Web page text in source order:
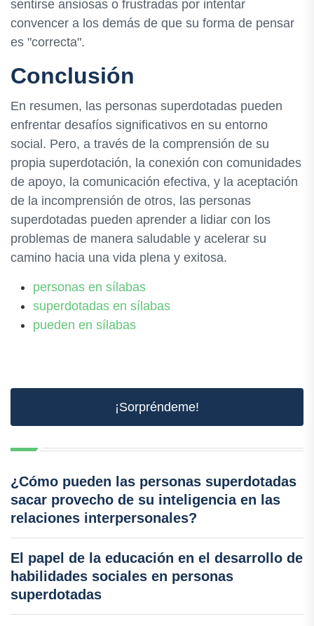
sentirse ansiosas o frustradas por intentar
convencer a los demás de que su forma de pensar
es "correcta".
Conclusión
En resumen, las personas superdotadas pueden
enfrentar desafíos significativos en su entorno
social. Pero, a través de la comprensión de su
propia superdotación, la conexión con comunidades
de apoyo, la comunicación efectiva, y la aceptación
de la incomprensión de otros, las personas
superdotadas pueden aprender a lidiar con los
problemas de manera saludable y acelerar su
camino hacia una vida plena y exitosa.
personas en sílabas
superdotadas en sílabas
pueden en sílabas
¡Sorpréndeme!
¿Cómo pueden las personas superdotadas
sacar provecho de su inteligencia en las
relaciones interpersonales?
El papel de la educación en el desarrollo de
habilidades sociales en personas
superdotadas